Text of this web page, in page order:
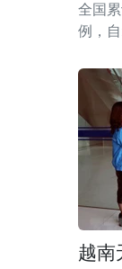
全国
例，
越南